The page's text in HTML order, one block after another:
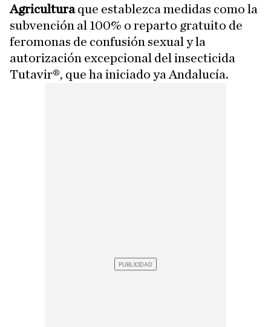
Agriculturaque establezca medidas como la
subvención al 100% o reparto gratuito de
feromonas de confusión sexual y la
autorización excepcional del insecticida
Tutavir®, que ha iniciado ya Andalucía.